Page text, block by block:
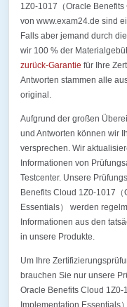
1Z0-1017（Oracle Benefits
von www.exam24.de sind
Falls aber jemand durch
wir 100 % der
zurück-Garantie für Ihre
Antworten stammen alle
original.
Aufgrund der großen
und Antworten können wir
versprechen. Wir
Informationen von
Testcenter. Unsere
Benefits Cloud 1Z0-1017
Essentials） werden
Informationen aus den
in unsere Produkte.
Um Ihre
brauchen Sie nur unsere
Oracle Benefits Cloud
Implementation Essentials